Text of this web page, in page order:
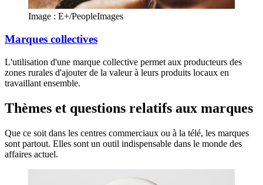
Image : E+/PeopleImages
Marques collectives
L'utilisation d'une marque collective permet aux producteurs des
zones rurales d'ajouter de la valeur à leurs produits locaux en
travaillant ensemble.
Thèmes et questions relatifs aux marques
Que ce soit dans les centres commerciaux ou à la télé, les marques
sont partout. Elles sont un outil indispensable dans le monde des
affaires actuel.